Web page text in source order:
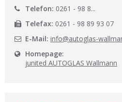
Telefon: 0261 - 98 8...
Telefax: 0261 - 98 89 93 07
E-Mail: info@autoglas-
Homepage:
junited AUTOGLAS Wallmann